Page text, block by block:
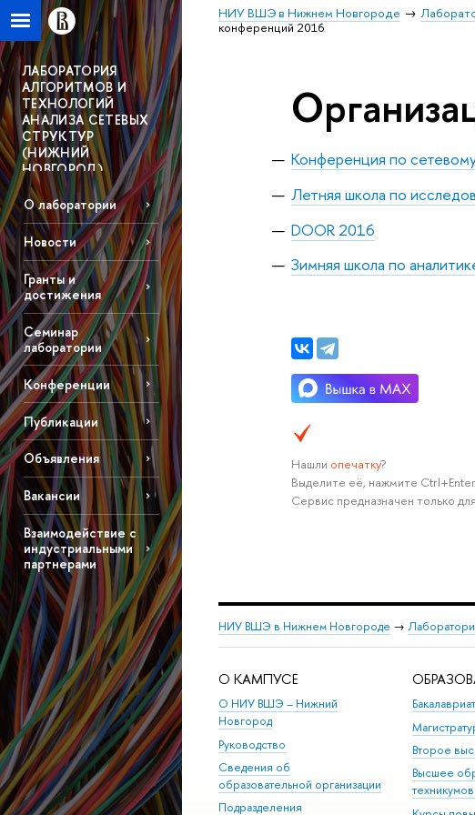
НИУ ВШЭ в Нижнем Новгороде
конференций 2016
ЛАБОРАТОРИЯ
АЛГОРИТМОВ И
ТЕХНОЛОГИЙ
АНАЛИЗА СЕТЕВЫХ
СТРУКТУР
(НИЖНИЙ
НОВГОРОД)
О лаборатории
Новости
Гранты и
достижения
Семинар
лаборатории
Конференции
Публикации
Объявления
Вакансии
Взаимодействие с
индустриальными
партнерами
Конференция по
Летняя школа по
DOOR 2016
Зимняя школа по
Нашли опечатку?
Выделите её, нажмите
Сервис предназначен только
НИУ ВШЭ в Нижнем Новгороде →
О КАМПУСЕ
О НИУ ВШЭ – Нижний
Новгород
Руководство
Сведения об
образовательной организации
Подразделения
Бакалавриат
Второе
Высшее